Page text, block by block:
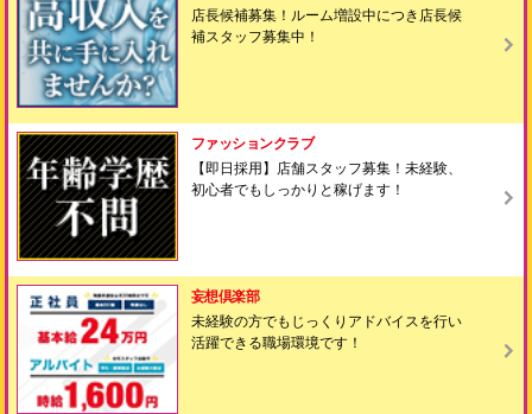
店長候補募集！ルーム増設中につき店長候
補スタッフ募集中！
ファッションクラブ
【即日採用】店舗スタッフ募集！未経験、
初心者でもしっかりと稼げます！
妄想倶楽部
未経験の方でもじっくりアドバイスを行い
活躍できる職場環境です！